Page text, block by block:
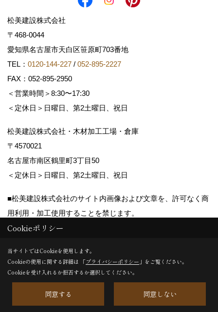
松美建設株式会社
〒468-0044
愛知県名古屋市天白区笹原町703番地
TEL： 0120-144-227 / 052-895-2227
FAX：052-895-2950
＜営業時間＞8:30〜17:30
＜定休日＞日曜日、第2土曜日、祝日
松美建設株式会社・木材加工工場・倉庫
〒4570021
名古屋市南区鶴里町3丁目50
＜定休日＞日曜日、第2土曜日、祝日
■松美建設株式会社のサイト内画像および文章を、許可なく商
用利用・加工使用することを禁じます。
Copyright (c) matsumikensetsu. All Rights Reserved.
Produced byゴデスクリエイト
Cookieポリシー
当サイトではCookieを使用します。
Cookieの使用に関する詳細は 「プライバシーポリシー 」をご覧ください。
Cookieを受け入れるか拒否するか選択してください。
同意する 同意しない